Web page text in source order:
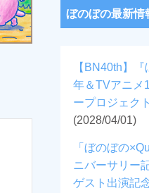
ぼのぼの最新情
【BN40th】
年＆TVアニメ
ープロジェク
(2028/04/01)
「ぼのぼの
ニバーサリー
ゲスト出演記